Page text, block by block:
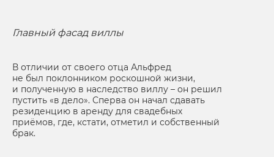
Главный фасад виллы
В отличии от своего отца Альфред
не был поклонником роскошной жизни,
и полученную в наследство виллу – он решил
пустить «в дело». Сперва он начал сдавать
резиденцию в аренду для свадебных
приёмов, где, кстати, отметил и собственный
брак.